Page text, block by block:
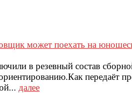
может поехать на
в резевный состав
передаёт
далее